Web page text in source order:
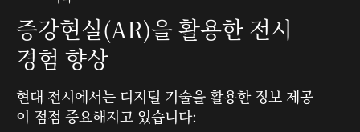
증강현실(AR)을 활용한 전시
경험 향상
현대 전시에서는 디지털 기술을 활용한 정보 제공
이 점점 중요해지고 있습니다: